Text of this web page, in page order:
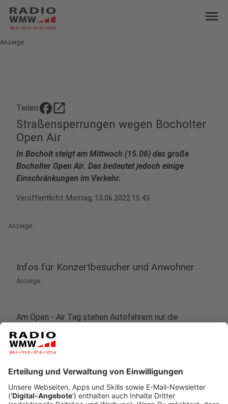
menu
Anzeige
Teilen: open_in_new
Straßensperrungen wegen Bocholter
Open Air
In Bocholt steigt am Mittwoch (15.06) das große
Bocholter Open Air. Das bedeutet jedoch einige
Einschränkungen im Verkehr.
Veröffentlicht: Montag, 13.06.2022 15:43
Anzeige
Infos für Konzertbesucher und Anwohner
Anzeige
Am Open - Air Tag stehen Autofahrern nur die
Dinxperloer Straße
zur Verfügung um zum Open - Air Gelände am Hünting
zu kommen.
Anzeige